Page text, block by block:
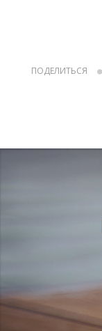
ПОДЕЛИТЬСЯ